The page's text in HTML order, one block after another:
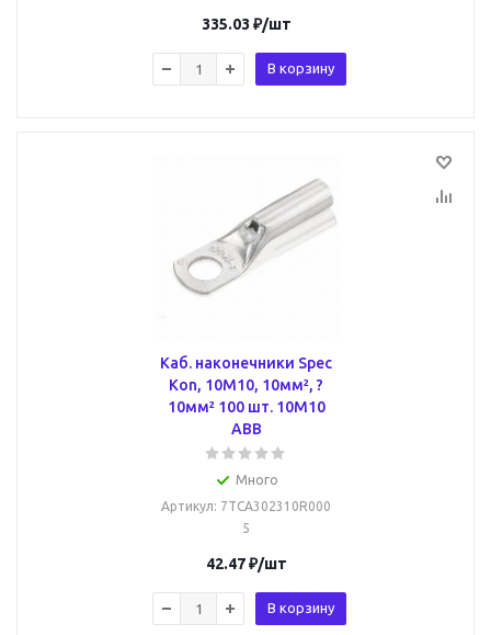
335.03 ₽/шт
В корзину
Каб. наконечники Spec
Kon, 10M10, 10мм², ?
10мм² 100 шт. 10M10
ABB
Много
Артикул: 7TCA302310R000
5
42.47₽/шт
В корзину